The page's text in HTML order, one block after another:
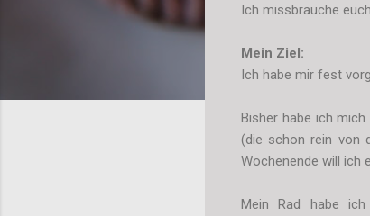
Ich missbrauche
Mein Ziel:
Ich habe mir fest
Bisher habe ich
(die schon rein von
Wochenende will ich
Mein Rad habe